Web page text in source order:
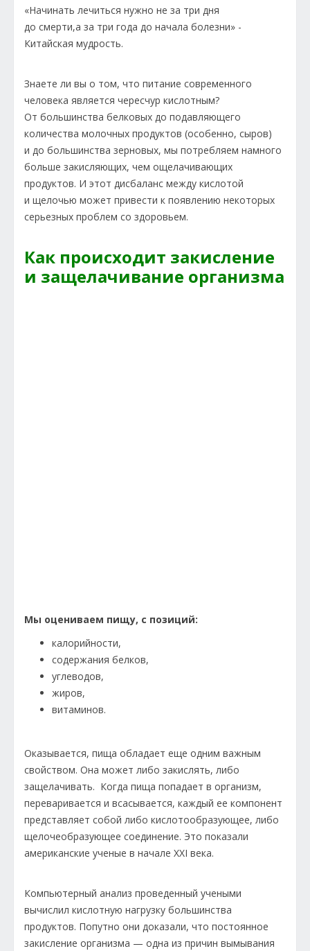
«Начинать лечиться нужно не за три дня
до смерти,а за три года до начала болезни» -
Китайская мудрость.
Знаете ли вы о том, что питание современного
человека является чересчур кислотным?
От большинства белковых до подавляющего
количества молочных продуктов (особенно, сыров)
и до большинства зерновых, мы потребляем намного
больше закисляющих, чем ощелачивающих
продуктов. И этот дисбаланс между кислотой
и щелочью может привести к появлению некоторых
серьезных проблем со здоровьем.
Как происходит закисление
и защелачивание организма
Мы оцениваем пищу, с позиций:
калорийности,
содержания белков,
углеводов,
жиров,
витаминов.
Оказывается, пища обладает еще одним важным
свойством. Она может либо закислять, либо
защелачивать. Когда пища попадает в организм,
переваривается и всасывается, каждый ее компонент
представляет собой либо кислотообразующее, либо
щелочеобразующее соединение. Это показали
американские ученые в начале XXI века.
Компьютерный анализ проведенный учеными
вычислил кислотную нагрузку большинства
продуктов. Попутно они доказали, что постоянное
закисление организма — одна из причин вымывания